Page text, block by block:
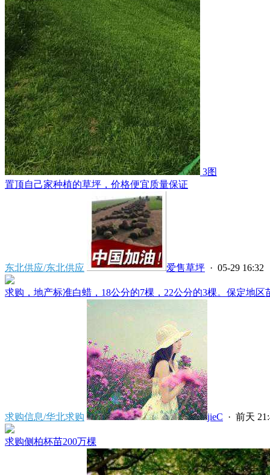
3图
置顶自己家种植的草坪，价格便宜质量保证
东北供应/东北供应 爱售草坪 · 05-29 16:32
求购，地产标准白蜡，18公分的7棵，22公分的3棵。保定地区
求购信息/华北求购 jieC · 前天
求购侧柏杯苗200万棵